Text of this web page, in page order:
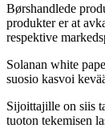
Børshandlede
produkter er at
respektive
Solanan white
suosio kasvoi
Sijoittajille on siis
tuoton tekemisen